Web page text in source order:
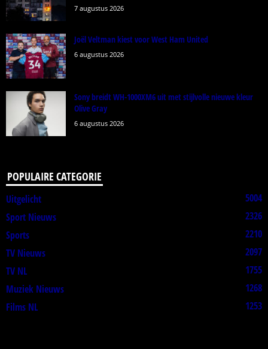
7 augustus 2026
Joël Veltman kiest voor West Ham United
6 augustus 2026
Sony breidt WH-1000XM6 uit met stijlvolle nieuwe kleur
Olive Gray
6 augustus 2026
POPULAIRE CATEGORIE
Uitgelicht
5004
Sport Nieuws
2326
Sports
2210
TV Nieuws
2097
TV NL
1755
Muziek Nieuws
1268
Films NL
1253